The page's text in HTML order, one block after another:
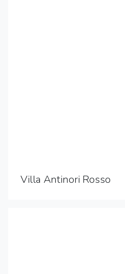
Villa Antinori Rosso